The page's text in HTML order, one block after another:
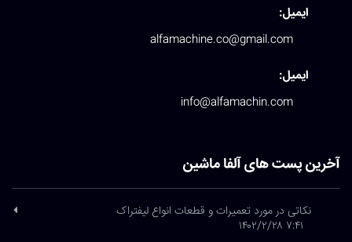
ایمیل:
alfamachine.co@gmail.com
ایمیل:
info@alfamachin.com
آخرین پست های آلفا ماشین
نکاتی در مورد تعمیرات و قطعات انواع لیفتراک
۷:۴۱ ۱۴۰۲/۲/۲۸